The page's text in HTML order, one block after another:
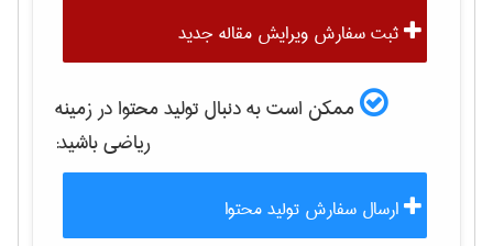
ثبت سفارش ویرایش مقاله جدید
ممکن است به دنبال تولید محتوا در زمینه
رياضیباشید:
ارسال سفارش تولید محتوا